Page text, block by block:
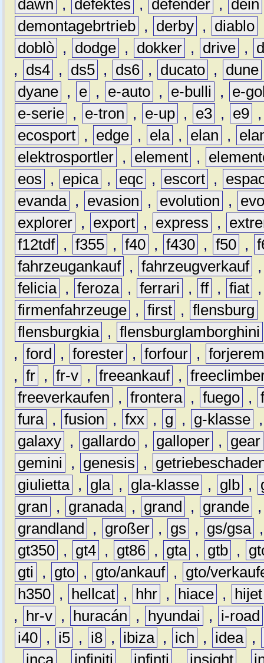
dawn , defektes , defender , dein
demontagebrtrieb , derby , diablo
doblò , dodge , dokker , drive ,
,
ds4 , ds5 , ds6 , ducato , dune
dyane , e , e-auto , e-bulli ,
e-
e-serie , e-tron , e-up , e3 , e9
ecosport , edge , ela , elan ,
elektrosportler , element ,
eos
, epica , eqc , escort ,
evanda , evasion , evolution ,
explorer , export , express ,
f12tdf , f355 , f40 , f430 , f50 ,
fahrzeugankauf , fahrzeugverkauf
felicia , feroza , ferrari , ff , fiat
firmenfahrzeuge , first , flensburg
flensburgkia , flensburglamborghini
, ford , forester , forfour ,
, fr , fr-v , freeankauf ,
freeverkaufen
, frontera , fuego ,
fura , fusion , fxx , g , g-klasse
galaxy , gallardo , galloper ,
gear
gemini
, genesis ,
giulietta , gla , gla-klasse , glb ,
gran
, granada , grand , grande
grandland
, großer , gs , gs/gsa
gt350 , gt4 , gt86 , gta , gtb ,
gti
, gto , gto/ankauf ,
gto/
h350 , hellcat , hhr , hiace ,
hijet
,
hr-v , huracán , hyundai ,
i-road
i40 , i5 , i8 , ibiza , ich , idea ,
,
inca , infiniti , infinti , insight ,